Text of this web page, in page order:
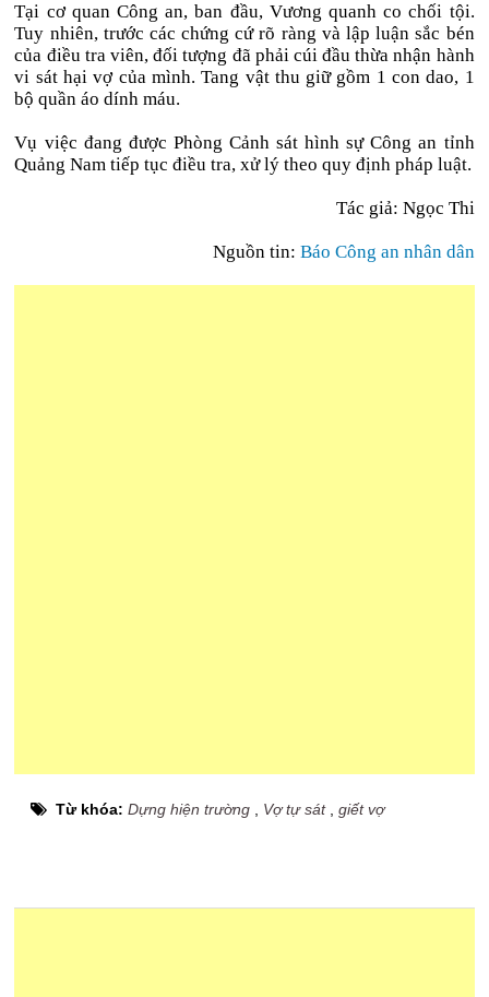
Tại cơ quan Công an, ban đầu, Vương quanh co chối tội.
Tuy nhiên, trước các chứng cứ rõ ràng và lập luận sắc bén
của điều tra viên, đối tượng đã phải cúi đầu thừa nhận hành
vi sát hại vợ của mình. Tang vật thu giữ gồm 1 con dao, 1
bộ quần áo dính máu.
Vụ việc đang được Phòng Cảnh sát hình sự Công an tỉnh
Quảng Nam tiếp tục điều tra, xử lý theo quy định pháp luật.
Tác giả: Ngọc Thi
Nguồn tin: Báo Công an nhân dân
Từ khóa:Dựng hiện trường Vợ tự sát,giết vợ